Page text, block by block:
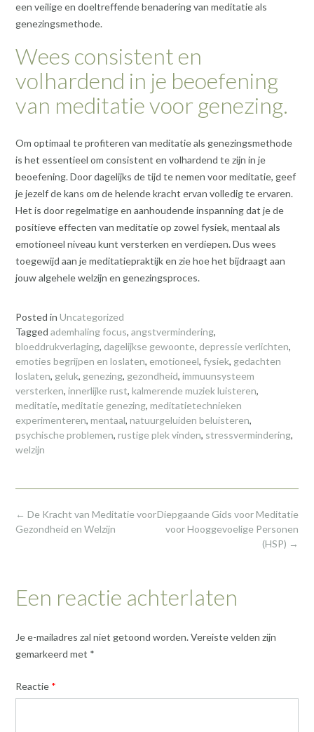
een veilige en doeltreffende benadering van meditatie als
genezingsmethode.
Wees consistent en
volhardend in je beoefening
van meditatie voor genezing.
Om optimaal te profiteren van meditatie als genezingsmethode
is het essentieel om consistent en volhardend te zijn in je
beoefening. Door dagelijks de tijd te nemen voor meditatie, geef
je jezelf de kans om de helende kracht ervan volledig te ervaren.
Het is door regelmatige en aanhoudende inspanning dat je de
positieve effecten van meditatie op zowel fysiek, mentaal als
emotioneel niveau kunt versterken en verdiepen. Dus wees
toegewijd aan je meditatiepraktijk en zie hoe het bijdraagt aan
jouw algehele welzijn en genezingsproces.
Posted in Uncategorized
Tagged ademhaling focus, angstvermindering,
bloeddrukverlaging, dagelijkse gewoonte, depressie verlichten,
emoties begrijpen en loslaten, emotioneel, fysiek, gedachten
loslaten, geluk, genezing, gezondheid, immuunsysteem
versterken, innerlijke rust, kalmerende muziek luisteren,
meditatie, meditatie genezing, meditatietechnieken
experimenteren, mentaal, natuurgeluiden beluisteren,
psychische problemen, rustige plek vinden, stressvermindering,
welzijn
Post
navigation
Diepgaande Gids voor Meditatie
voor Hooggevoelige Personen
(HSP) →
← De Kracht van Meditatie voor
Gezondheid en Welzijn
Een reactie achterlaten
Je e-mailadres zal niet getoond worden.Vereiste velden zijn
gemarkeerd met *
Reactie *